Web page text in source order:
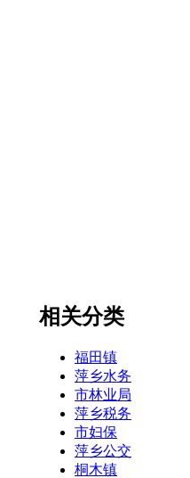
相关分类
福田镇
萍乡水务
市林业局
萍乡税务
市妇保
萍乡公交
桐木镇